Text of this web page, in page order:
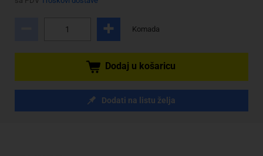
Komada
Dodaj u košaricu
Dodati na listu želja